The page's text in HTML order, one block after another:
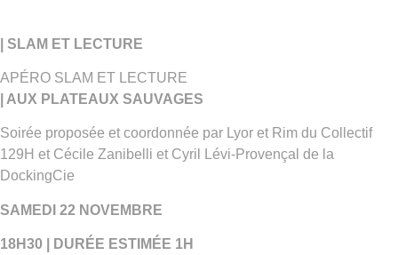
| SLAM ET LECTURE
APÉRO SLAM ET LECTURE
| AUX PLATEAUX SAUVAGES
Soirée proposée et coordonnée par Lyor et Rim du Collectif
129H et Cécile Zanibelli et Cyril Lévi-Provençal de la
DockingCie
SAMEDI 22 NOVEMBRE
18H30 | DURÉE ESTIMÉE 1H